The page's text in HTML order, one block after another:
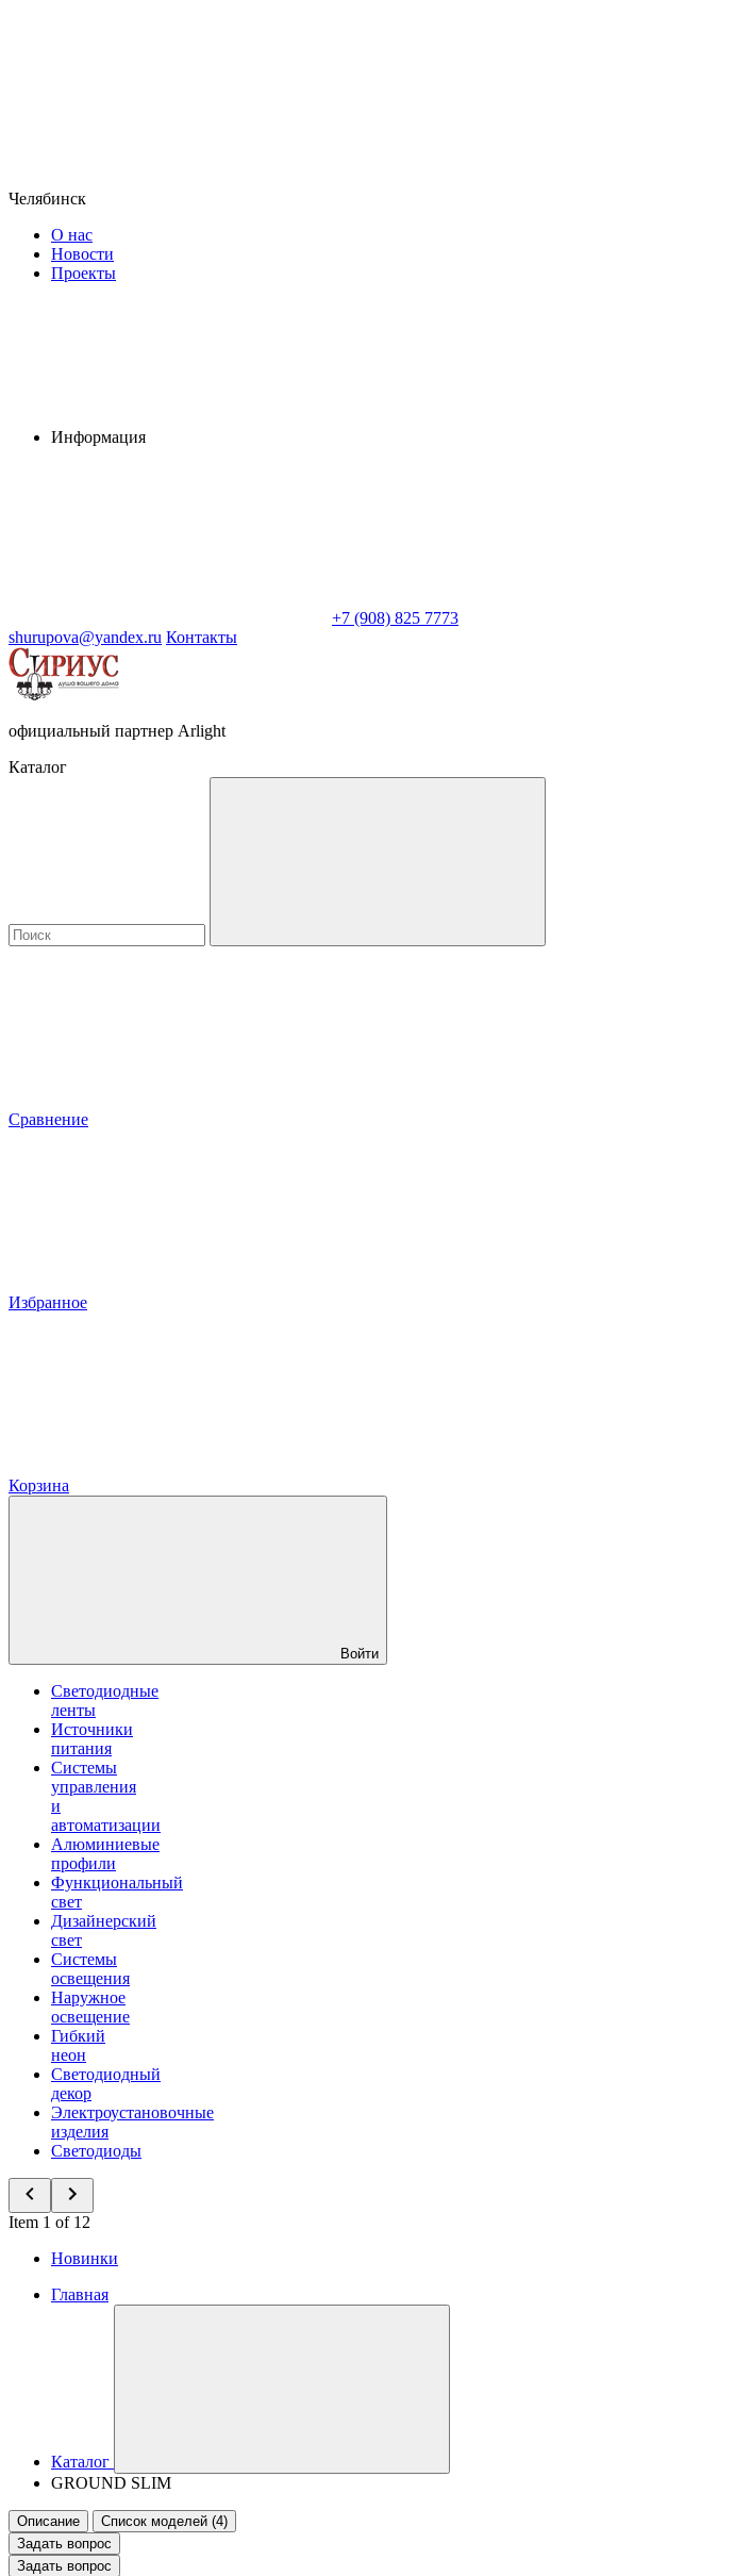
Челябинск
О нас
Новости
Проекты
Информация
+7 (908) 825 7773
shurupova@yandex.ru Контакты
официальный партнер Arlight
Каталог
Сравнение
Избранное
Корзина
Войти
Светодиодные
ленты
Источники
питания
Системы
управления
и
автоматизации
Алюминиевые
профили
Функциональный
свет
Дизайнерский
свет
Системы
освещения
Наружное
освещение
Гибкий
неон
Светодиодный
декор
Электроустановочные
изделия
Светодиоды
Item 1 of 12
Новинки
Главная
Каталог
GROUND SLIM
Описание
Список моделей (4)
Задать вопрос
Задать вопрос